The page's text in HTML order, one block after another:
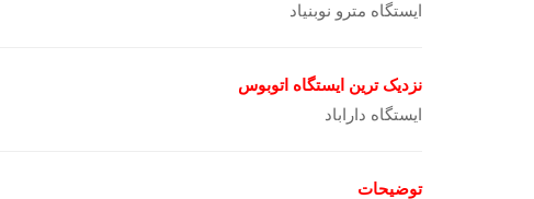
ایستگاه مترو نوبنیاد
نزدیک ترین ایستگاه اتوبوس
ایستگاه داراباد
توضیحات